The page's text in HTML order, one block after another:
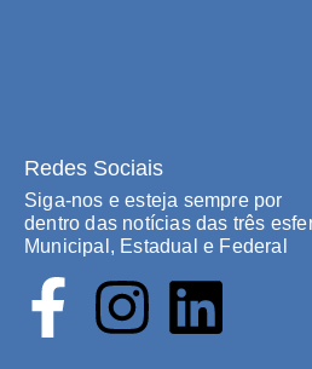
Redes Sociais
Siga-nos e esteja sempre por
dentro das notícias das três
Municipal, Estadual e Federal